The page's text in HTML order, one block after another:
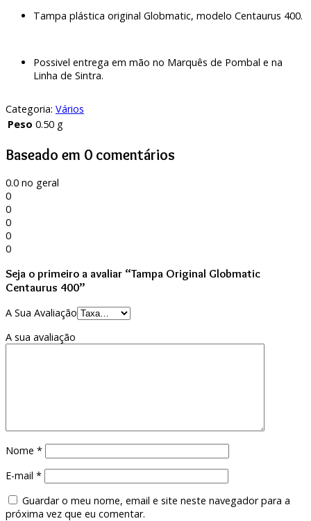
Tampa plástica original Globmatic, modelo Centaurus 400.
Possivel entrega em mão no Marquês de Pombal e na
Linha de Sintra.
Categoria: Vários
Peso 0.50 g
Baseado em 0 comentários
0.0 no geral
0
0
0
0
0
Seja o primeiro a avaliar “Tampa Original Globmatic
Centaurus 400”
A Sua Avaliação
A sua avaliação
Nome *
E-mail *
Guardar o meu nome, email e site neste navegador para a
próxima vez que eu comentar.